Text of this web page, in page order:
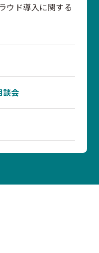
ウド導入に関する
会